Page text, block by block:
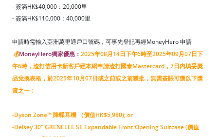
- 簽滿HK$40,000：20,000里
- 簽滿HK$110,000：40,000里
申請時需輸入亞洲萬里通戶口號碼，可事先登記再經MoneyHero 申請
💰MoneyHero獨家優惠： 2025年08月14日下午6時至2025年09月07日下
午6時，渣打信用卡新客戶經本網申請渣打國泰Mastercard，7日内填妥奬
品兌換表格，於2025年10月07日或之前或之前獲批，無需簽賬可獲以下獎
賞之一：
-Dyson Zone™ 降噪耳機 （價值HK$5,980); or
-Delsey 30" GRENELLE SE Expandable Front Opening Suitcase (價值